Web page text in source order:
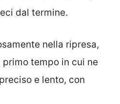
dal termine.
nella ripresa,
tempo in cui ne
e lento, con